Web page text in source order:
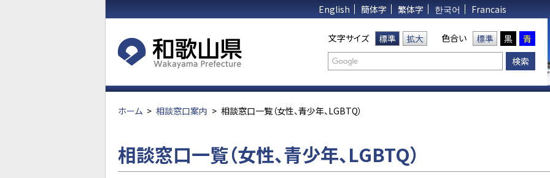
English 簡体字 繁体字 한국어 Francais
文字サイズ 標準 拡大 色合い 標準 黒 青
ホーム > 相談窓口案内 > 相談窓口一覧（女性、青少年、LGBTQ）
相談窓口一覧（女性、青少年、LGBTQ）